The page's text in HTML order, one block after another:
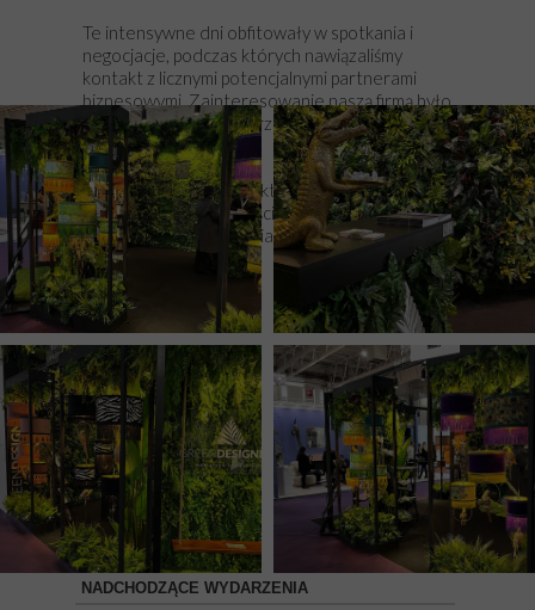
NADCHODZĄCE WYDARZENIA
Te intensywne dni obfitowały w spotkania i
negocjacje, podczas których nawiązaliśmy
kontakt z licznymi potencjalnymi partnerami
biznesowymi. Zainteresowanie naszą firmą było
ogromne, co otwiera przed nami wiele nowych
możliwości współpracy.
Dziękujemy wszystkim, którzy odwiedzili nasze
stoisko. Z niecierpliwością oczekujemy na
wspólne przedsięwzięcia w 2024 roku!